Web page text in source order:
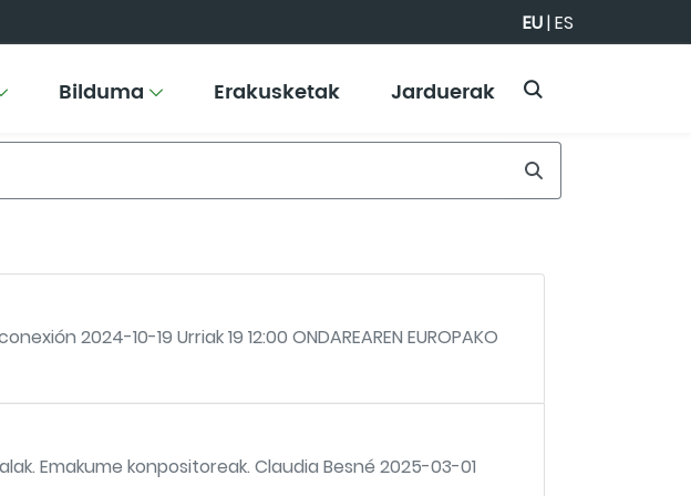
EU|ES
Bilduma Erakusketak Jarduerak
2024-10-19 Urriak 19 12:00 ONDAREAREN EUROPAKO
Emakume konpositoreak. Claudia Besné 2025-03-01